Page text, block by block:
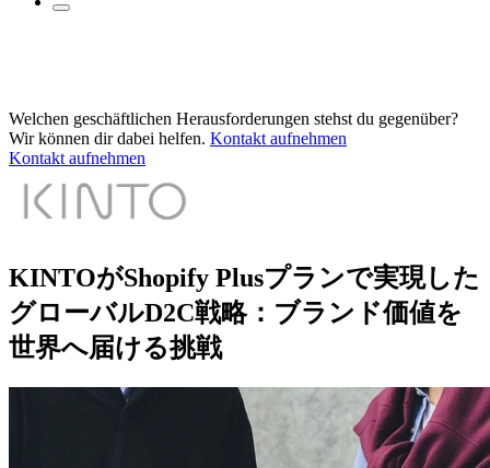
Welchen geschäftlichen Herausforderungen stehst du gegenüber?
Wir können dir dabei helfen. Kontakt aufnehmen
Kontakt aufnehmen
KINTOがShopify Plusプランで実現した
グローバルD2C戦略：ブランド価値を
世界へ届ける挑戦